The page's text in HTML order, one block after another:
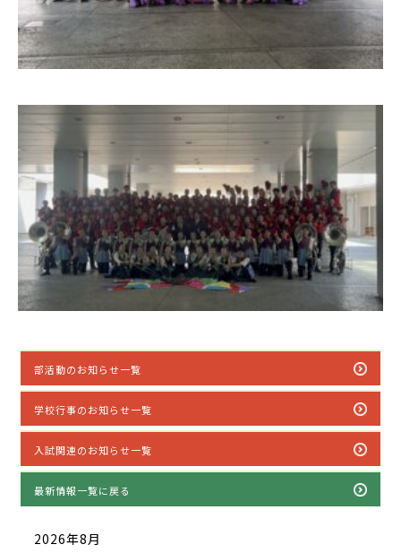
部活動のお知らせ一覧
学校行事のお知らせ一覧
入試関連のお知らせ一覧
最新情報一覧に戻る
2026年8月